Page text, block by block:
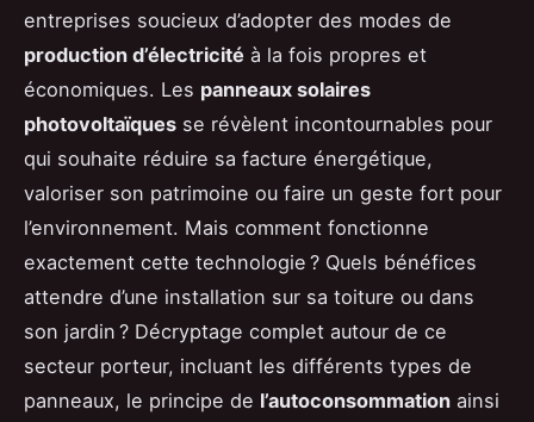
entreprises soucieux d’adopter des modes de
production d’électricité à la fois propres et
économiques. Les panneaux solaires
photovoltaïques se révèlent incontournables pour
qui souhaite réduire sa facture énergétique,
valoriser son patrimoine ou faire un geste fort pour
l’environnement. Mais comment fonctionne
exactement cette technologie ? Quels bénéfices
attendre d’une installation sur sa toiture ou dans
son jardin ? Décryptage complet autour de ce
secteur porteur, incluant les différents types de
panneaux, le principe de l’autoconsommation ainsi